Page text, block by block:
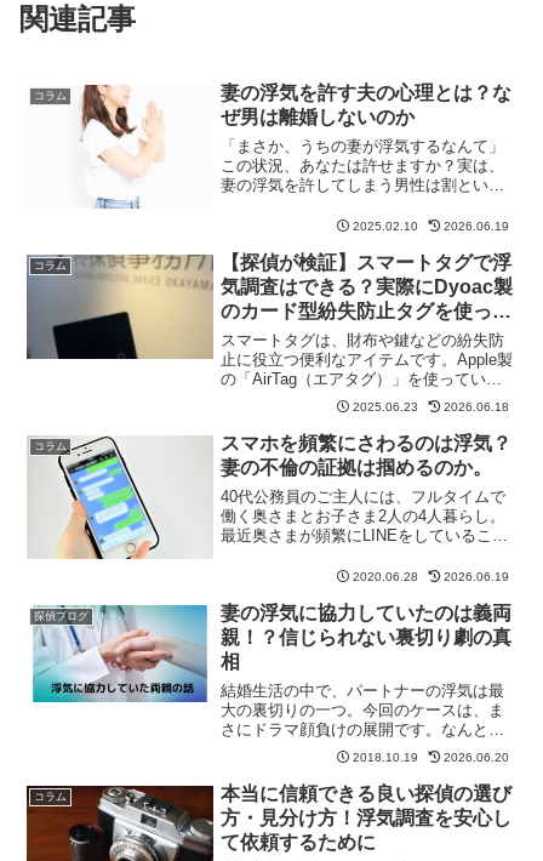
関連記事
コラム
妻の浮気を許す夫の心理とは？な
ぜ男は離婚しないのか
「まさか、うちの妻が浮気するなんて」
この状況、あなたは許せますか？実は、
妻の浮気を許してしまう男性は割といる
も珍しくはありません。2000年頃までの
が女性でした。しか...
2025.02.10 2026.06.19
コラム
【探偵が検証】スマートタグで浮
気調査はできる？実際にDyoac製
のカード型紛失防止タグを使って
みた感想（レビュー）
スマートタグは、財布や鍵などの紛失防
止に役立つ便利なアイテムです。Apple製
の「AirTag（エアタグ）」を使っている
人も多いのではないでしょうか。スマー
トタグは、スマートフォンと連携させる
ことで、持ち物の位置情報を把握できま
す。というこ...
2025.06.23 2026.06.18
コラム
スマホを頻繁にさわるのは浮気？
妻の不倫の証拠は掴めるのか。
40代公務員のご主人には、フルタイムで
働く奥さまとお子さま2人の4人暮らし。
最近奥さまが頻繁にLINEをしていること
は、妻に「LINE誰としてるの？ちょっと
めん。同僚とし...
2020.06.28 2026.06.19
探偵ブログ
妻の浮気に協力していたのは義両
親！？信じられない裏切り劇の真
相
結婚生活の中で、パートナーの浮気は最
大の裏切りの一つ。今回のケースは、ま
さにドラマ顔負けの展開です。なんと、
浮気に協力していたのは「義両親」だっ
たのです。「えっ、親が浮気の共犯？」
こう驚かれるかもしれませんが、これが
現実に起きた話です。それ...
2018.10.19 2026.06.20
コラム
本当に信頼できる良い探偵の選び
方・見分け方！浮気調査を安心し
て依頼するために